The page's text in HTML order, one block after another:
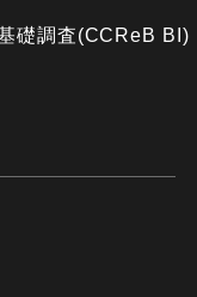
礎調査(CCReB BI)